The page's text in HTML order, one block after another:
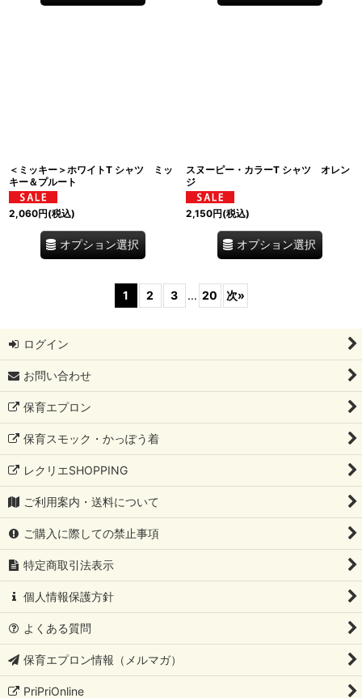
＜ミッキー＞ホワイトT シャツ ミッ
キー＆プルート
2,060円(税込)
オプション選択
スヌーピー・カラーT シャツ オレン
ジ
2,150円(税込)
オプション選択
1 2 3 ... 20 次»
ログイン
お問い合わせ
保育エプロン
保育スモック・かっぽう着
レクリエSHOPPING
ご利用案内・送料について
ご購入に際しての禁止事項
特定商取引法表示
個人情報保護方針
よくある質問
保育エプロン情報（メルマガ）
PriPriOnline